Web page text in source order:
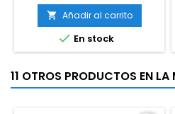
 Añadir al carrito
 En stock
11 OTROS PRODUCTOS EN